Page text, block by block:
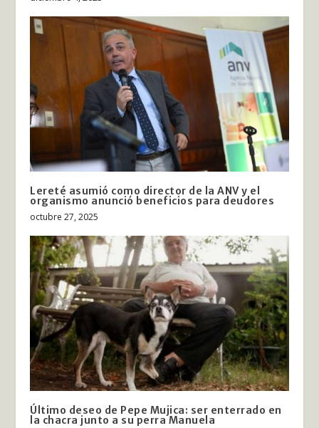
Lereté asumió como director de la ANV y el
organismo anunció beneficios para deudores
octubre 27, 2025
Último deseo de Pepe Mujica: ser enterrado en
la chacra junto a su perra Manuela